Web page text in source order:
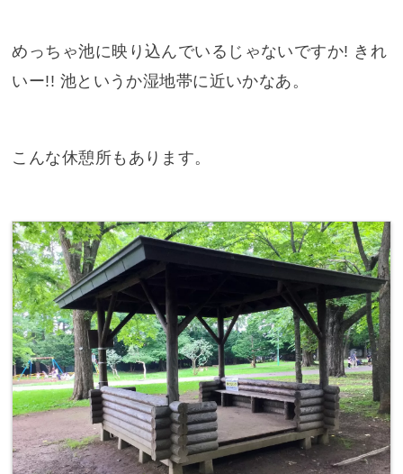
めっちゃ池に映り込んでいるじゃないですか! きれ
いー!! 池というか湿地帯に近いかなあ。
こんな休憩所もあります。